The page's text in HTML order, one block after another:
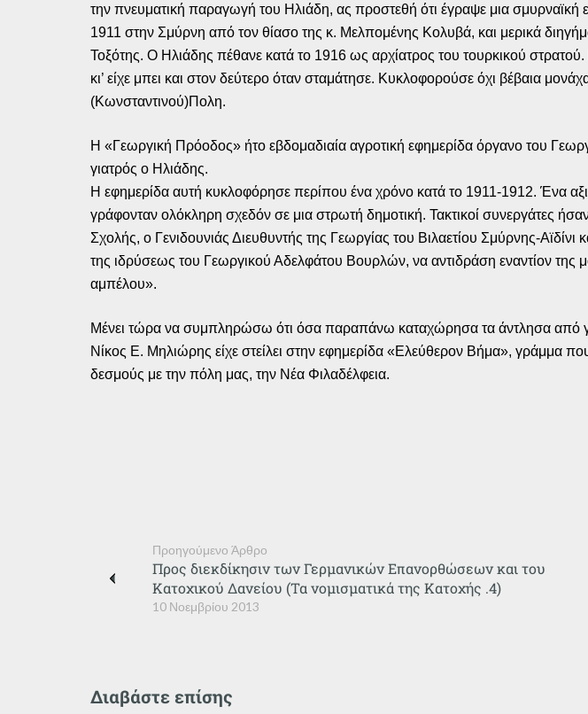
την πνευματική παραγωγή του Ηλιάδη, ας προστεθή ότι έγραψε μια
1911 στην Σμύρνη από τον θίασο της κ. Μελπομένης Κολυβά, και μερικά
Τοξότης. Ο Ηλιάδης πέθανε κατά το 1916 ως αρχίατρος του τουρκικού
κι’ είχε μπει και στον δεύτερο όταν σταμάτησε. Κυκλοφορούσε όχι βέβαια
(Κωνσταντινού)Πολη.
Η «Γεωργική Πρόοδος» ήτο εβδομαδιαία αγροτική εφημερίδα όργανο του
γιατρός ο Ηλιάδης.
Η εφημερίδα αυτή κυκλοφόρησε περίπου ένα χρόνο κατά το 1911-1912. Ένα
γράφονταν ολόκληρη σχεδόν σε μια στρωτή δημοτική. Τακτικοί συνεργάτες
Σχολής, ο Γενιδουνιάς Διευθυντής της Γεωργίας του Βιλαετίου Σμύρνης-
της ιδρύσεως του Γεωργικού Αδελφάτου Βουρλών, να αντιδράση εναντίον της
αμπέλου».
Μένει τώρα να συμπληρώσω ότι όσα παραπάνω καταχώρησα τα άντλησα από
Νίκος Ε. Μηλιώρης είχε στείλει στην εφημερίδα «Ελεύθερον Βήμα», γράμμα
δεσμούς με την πόλη μας, την Νέα Φιλαδέλφεια.
Προηγούμενο Άρθρο
10 Νοεμβρίου 2013
Προς διεκδίκησιν των Γερμανικών Επανορθώσεων και του
Κατοχικού Δανείου (Τα νομισματικά της Κατοχής .4)
Διαβάστε επίσης